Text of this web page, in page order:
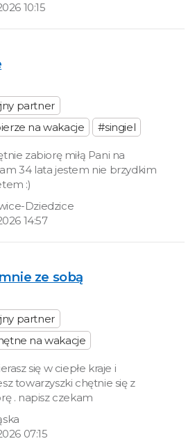
10:15
partner
na wakacje
#singiel
zabiorę miłą Pani na
34 lata jestem nie brzydkim
:)
Dziedzice
14:57
ze sobą
partner
na wakacje
się w ciepłe kraje i
towarzyszki chętnie się z
. napisz czekam
07:15